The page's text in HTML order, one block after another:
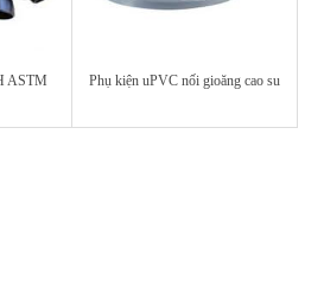
ASTM Phụ kiện uPVC nối gioăng cao su